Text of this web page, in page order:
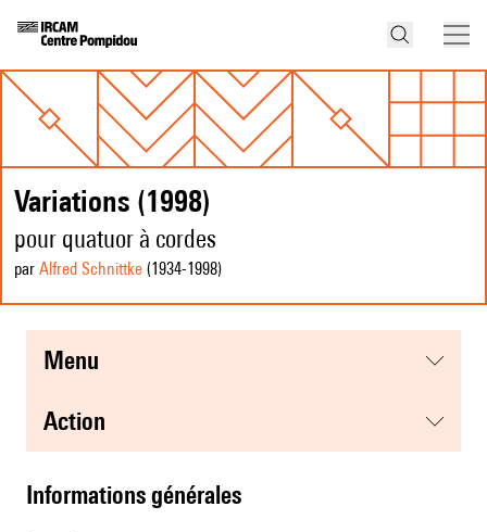
Variations (1998)
pour quatuor à cordes
par Alfred Schnittke (1934-1998)
menu
action
informations générales